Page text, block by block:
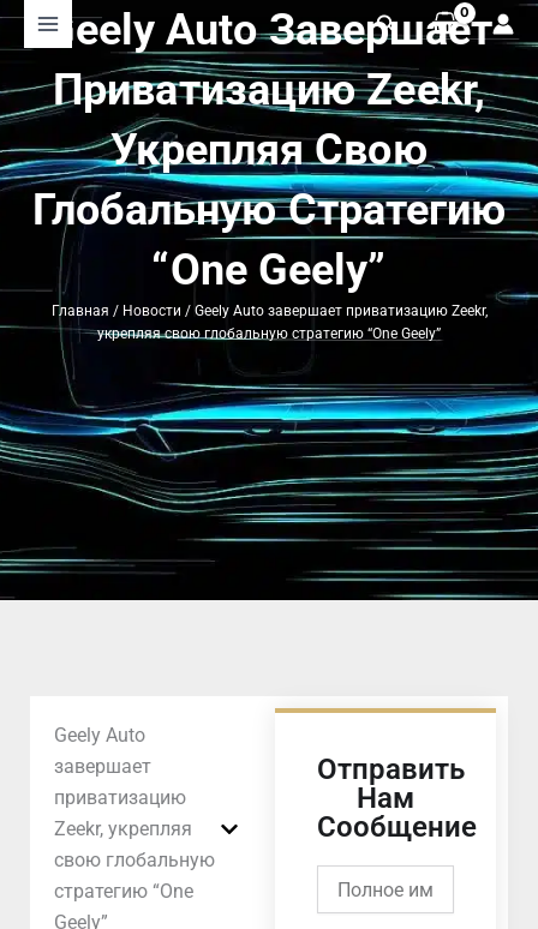
Перейти
содержимому
Поиск
Geely Auto Завершает
Приватизацию Zeekr,
Укрепляя Свою
Глобальную Стратегию
“One Geely”
Главная / Новости / Geely Auto завершает приватизацию Zeekr,
укрепляя свою глобальную стратегию “One Geely”
Geely Auto
завершает
приватизацию
Zeekr, укрепляя
свою глобальную
стратегию “One
Geely”
Отправить
Нам
Сообщение
имя